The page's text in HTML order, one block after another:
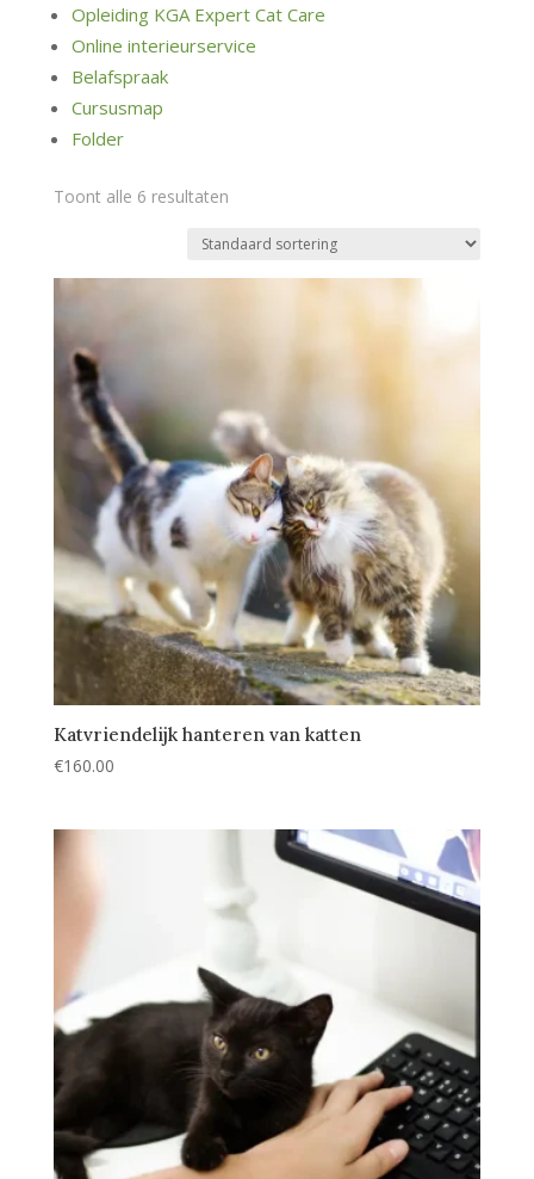
Opleiding KGA Expert Cat Care
Online interieurservice
Belafspraak
Cursusmap
Folder
Toont alle 6 resultaten
Katvriendelijk hanteren van katten
€160.00